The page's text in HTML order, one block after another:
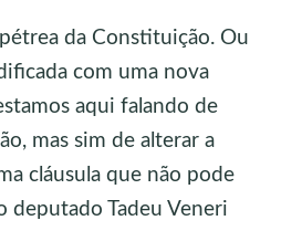
da Constituição. Ou
com uma nova
aqui falando de
mas sim de alterar a
cláusula que não pode
deputado Tadeu Veneri